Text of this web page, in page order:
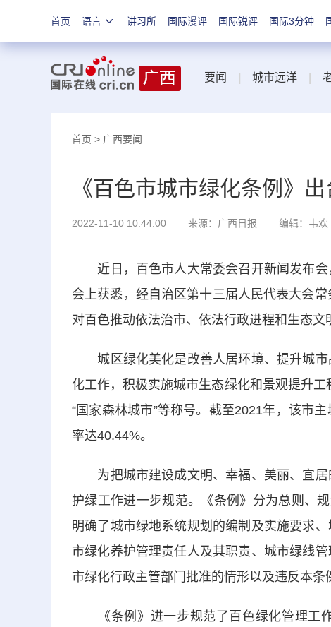
首页 语言 讲习所 国际漫评 国际锐评 国际3分钟
要闻 城市远洋
首页 > 广西要闻
《百色市城市绿化条例》
2022-11-10 10:44:00 来源： 广西日报 编辑：韦欢
近日，百色市人大常委会召开新闻发布会
会上获悉，经自治区第十三届人民代表大会
对百色推动依法治市、依法行政进程和生态文
城区绿化美化是改善人居环境、提升城市
化工作，积极实施城市生态绿化和景观提升工
“国家森林城市”等称号。截至2021年，该市
率达40.44%。
为把城市建设成文明、幸福、美丽、宜居
护绿工作进一步规范。《条例》分为总则、
明确了城市绿地系统规划的编制及实施要求
市绿化养护管理责任人及其职责、城市绿线
市绿化行政主管部门批准的情形以及违反本条
《条例》进一步规范了百色绿化管理工